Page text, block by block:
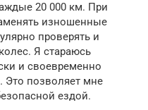
20 000 км. При
изношенные
проверять и
Я стараюсь
и своевременно
Это позволяет мне
ездой.